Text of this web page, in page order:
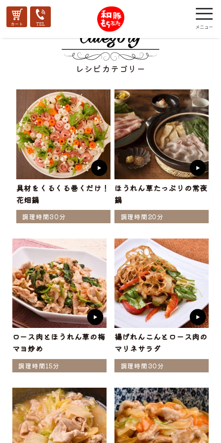
レシピカテゴリー
具材をくるくる巻くだけ！
花畑鍋
調理時間30分
ほうれん草たっぷりの常夜
鍋
調理時間20分
ロース肉とほうれん草の梅
マヨ炒め
調理時間15分
揚げれんこんとロース肉の
マリネサラダ
調理時間30分